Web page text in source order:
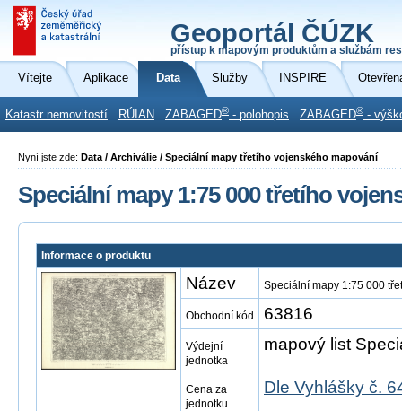
Geoportál ČÚZK
přístup k mapovým produktům a službám
Vítejte Aplikace Data Služby INSPIRE
Katastr nemovitostí RÚIAN ZABAGED® - polohopis ZABAGED® -
Nyní jste zde: Data / Archiválie / Speciální mapy třetího vojenského mapování
Speciální mapy 1:75 000 třetího
Informace o produktu
Název Speciální mapy 1:75 000
Obchodní kód 63816
Výdejní
jednotka
mapový list
Cena za
jednotku
Dle Vyhlášky č.